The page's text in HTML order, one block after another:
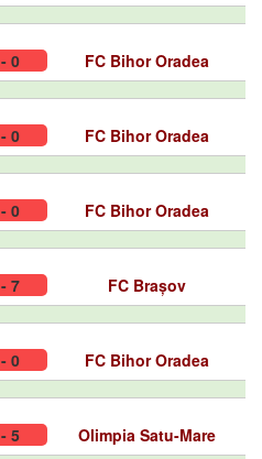
0 FC Bihor Oradea
0 FC Bihor Oradea
0 FC Bihor Oradea
7 FC Brașov
0 FC Bihor Oradea
5 Olimpia Satu-Mare